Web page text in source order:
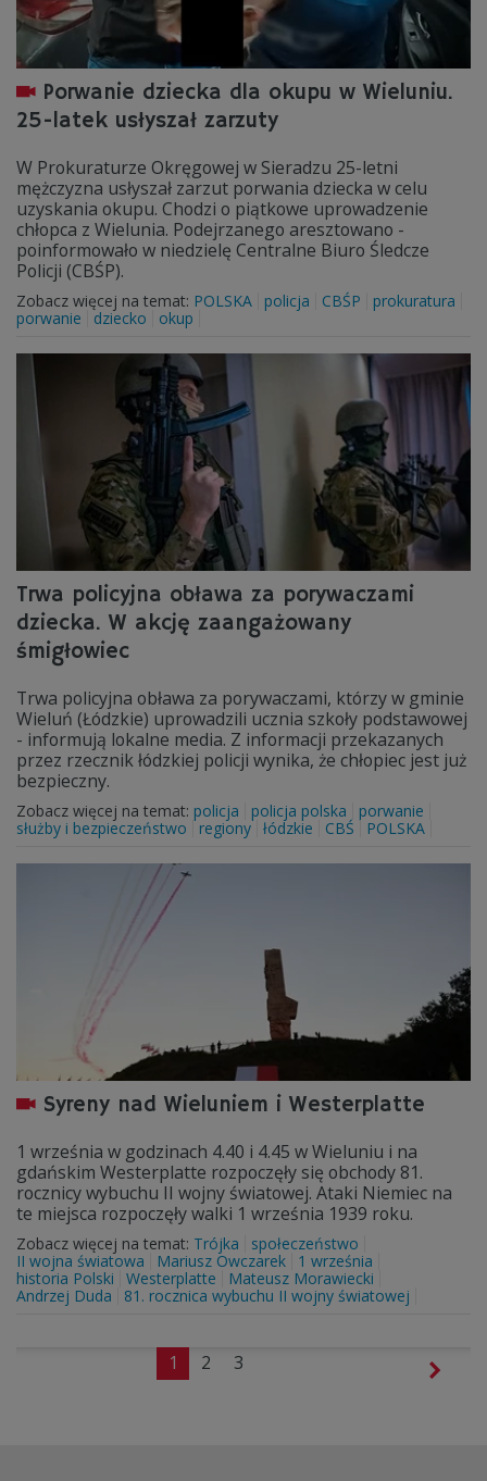
Porwanie dziecka dla okupu w Wieluniu.
25-latek usłyszał zarzuty
W Prokuraturze Okręgowej w Sieradzu 25-letni
mężczyzna usłyszał zarzut porwania dziecka w celu
uzyskania okupu. Chodzi o piątkowe uprowadzenie
chłopca z Wielunia. Podejrzanego aresztowano -
poinformowało w niedzielę Centralne Biuro Śledcze
Policji (CBŚP).
Zobacz więcej na temat: POLSKA policja CBŚP
prokuratura
porwanie
dziecko okup
Trwa policyjna obława za porywaczami
dziecka. W akcję zaangażowany
śmigłowiec
Trwa policyjna obława za porywaczami, którzy w gminie
Wieluń (Łódzkie) uprowadzili ucznia szkoły podstawowej
- informują lokalne media. Z informacji przekazanych
przez rzecznik łódzkiej policji wynika, że chłopiec jest już
bezpieczny.
Zobacz więcej na temat: policja policja polska
porwanie
służby i bezpieczeństwo
regiony łódzkie CBŚ POLSKA
Syreny nad Wieluniem i Westerplatte
1 września w godzinach 4.40 i 4.45 w Wieluniu i na
gdańskim Westerplatte rozpoczęły się obchody 81.
rocznicy wybuchu II wojny światowej. Ataki Niemiec na
te miejsca rozpoczęły walki 1 września 1939 roku.
Zobacz więcej na temat: Trójka
społeczeństwo
II wojna światowa
Mariusz Owczarek
1 września
historia Polski
Westerplatte
Mateusz Morawiecki
Andrzej Duda
81. rocznica wybuchu II wojny światowej
1 2 3